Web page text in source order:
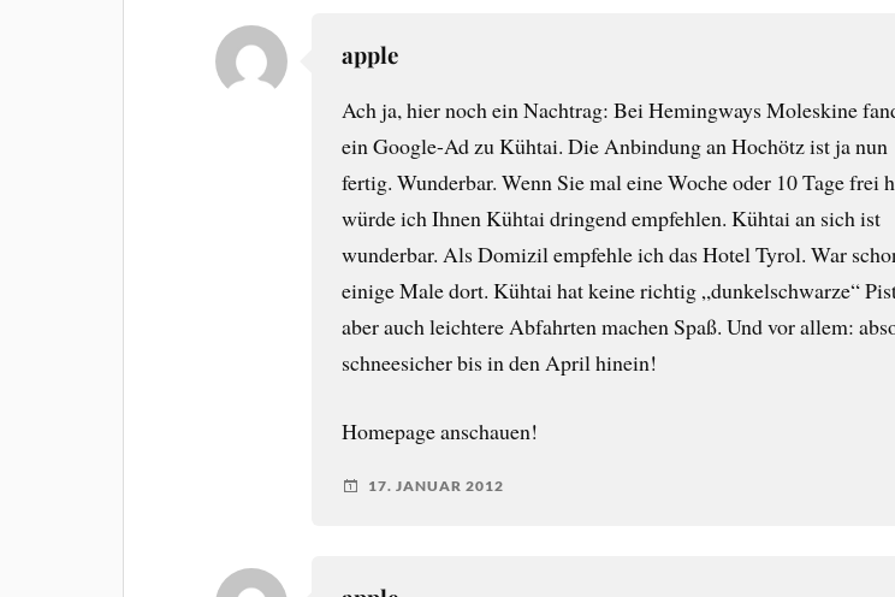
apple
Ach ja, hier noch ein Nachtrag: Bei Hemingways Moleskine
ein Google-Ad zu Kühtai. Die Anbindung an Hochötz ist ja nun
fertig. Wunderbar. Wenn Sie mal eine Woche oder 10 Tage frei
würde ich Ihnen Kühtai dringend empfehlen. Kühtai an sich ist
wunderbar. Als Domizil empfehle ich das Hotel Tyrol. War
einige Male dort. Kühtai hat keine richtig „dunkelschwarze“
aber auch leichtere Abfahrten machen Spaß. Und vor allem:
schneesicher bis in den April hinein!
Homepage anschauen!
17. JANUAR 2012